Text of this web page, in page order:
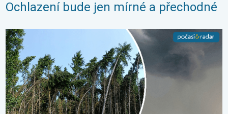
Ochlazení bude jen mírné a přechodné
Novoborsko zpustošil downburst. Poničené střechy. . . středa